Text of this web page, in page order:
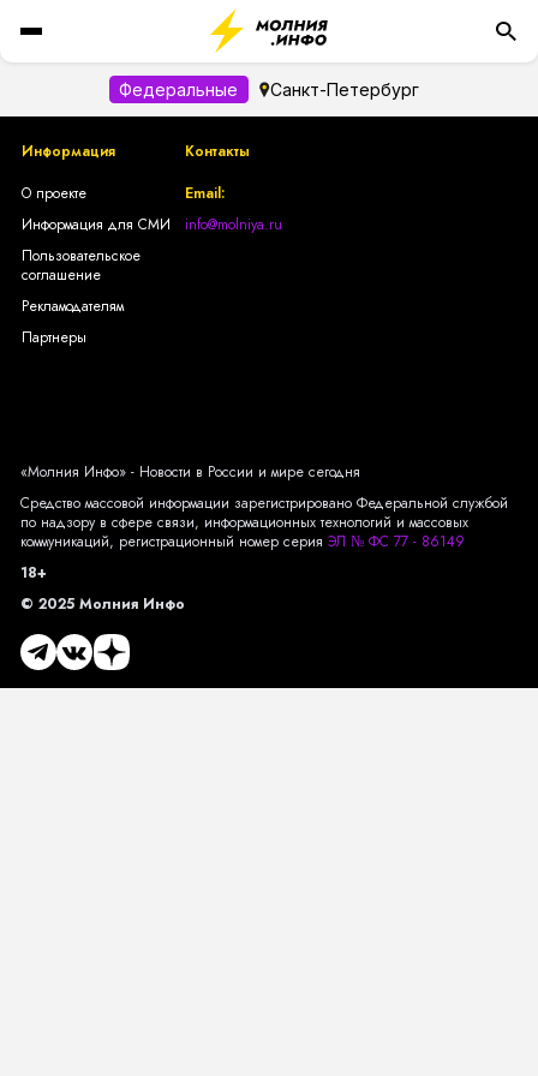
Федеральные Санкт-Петербург
Информация
Контакты
О проекте
Информация для СМИ
Пользовательское
соглашение
Рекламодателям
Партнеры
Email:
info@molniya.ru
«Молния Инфо» - Новости в России и мире сегодня
Средство массовой информации зарегистрировано Федеральной службой
по надзору в сфере связи, информационных технологий и массовых
коммуникаций, регистрационный номер серия ЭЛ № ФС 77 - 86149
18+
© 2025 Молния Инфо